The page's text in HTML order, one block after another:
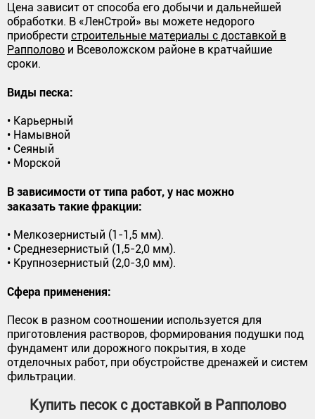
Цена зависит от способа его добычи и дальнейшей
обработки. В «ЛенСтрой» вы можете недорого
приобрести строительные материалы с доставкой в
Рапполово и Всеволожском районе в кратчайшие
сроки.
Виды песка:
• Карьерный
• Намывной
• Сеяный
• Морской
В зависимости от типа работ, у нас можно
заказать такие фракции:
• Мелкозернистый (1-1,5 мм).
• Среднезернистый (1,5-2,0 мм).
• Крупнозернистый (2,0-3,0 мм).
Сфера применения:
Песок в разном соотношении используется для
приготовления растворов, формирования подушки под
фундамент или дорожного покрытия, в ходе
отделочных работ, при обустройстве дренажей и систем
фильтрации.
Купить песок с доставкой в Рапполово